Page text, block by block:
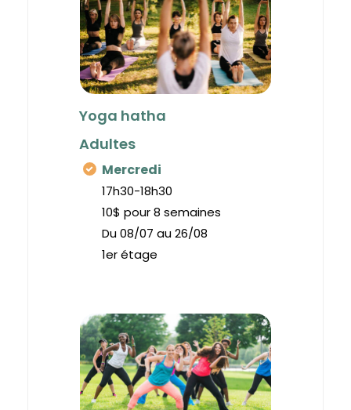
Yoga hatha
Adultes
Mercredi
17h30-18h30
10$ pour 8 semaines
Du 08/07 au 26/08
1er étage